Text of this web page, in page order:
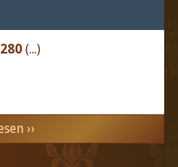
(...)
››